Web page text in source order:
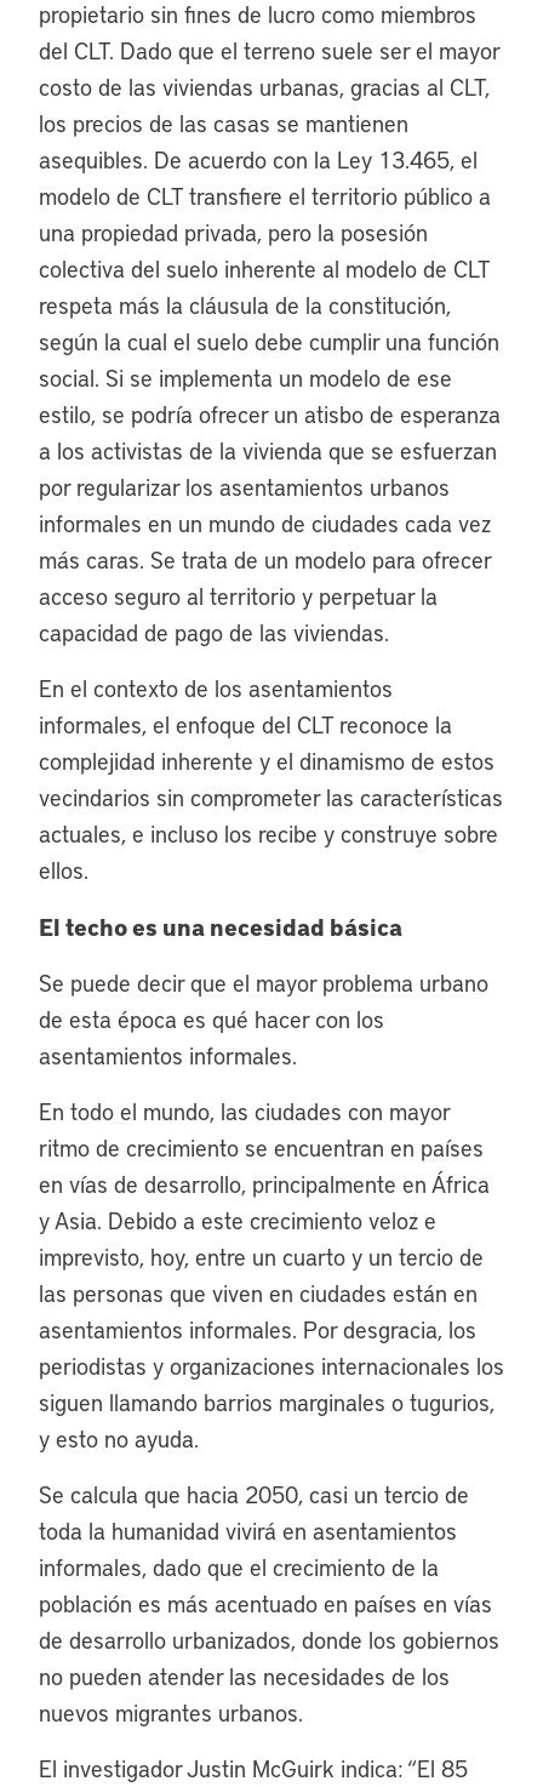
propietario sin fines de lucro como miembros
del CLT. Dado que el terreno suele ser el mayor
costo de las viviendas urbanas, gracias al CLT,
los precios de las casas se mantienen
asequibles. De acuerdo con la Ley 13.465, el
modelo de CLT transfiere el territorio público a
una propiedad privada, pero la posesión
colectiva del suelo inherente al modelo de CLT
respeta más la cláusula de la constitución,
según la cual el suelo debe cumplir una función
social. Si se implementa un modelo de ese
estilo, se podría ofrecer un atisbo de esperanza
a los activistas de la vivienda que se esfuerzan
por regularizar los asentamientos urbanos
informales en un mundo de ciudades cada vez
más caras. Se trata de un modelo para ofrecer
acceso seguro al territorio y perpetuar la
capacidad de pago de las viviendas.
En el contexto de los asentamientos
informales, el enfoque del CLT reconoce la
complejidad inherente y el dinamismo de estos
vecindarios sin comprometer las características
actuales, e incluso los recibe y construye sobre
ellos.
El techo es una necesidad básica
Se puede decir que el mayor problema urbano
de esta época es qué hacer con los
asentamientos informales.
En todo el mundo, las ciudades con mayor
ritmo de crecimiento se encuentran en países
en vías de desarrollo, principalmente en África
y Asia. Debido a este crecimiento veloz e
imprevisto, hoy, entre un cuarto y un tercio de
las personas que viven en ciudades están en
asentamientos informales. Por desgracia, los
periodistas y organizaciones internacionales los
siguen llamando barrios marginales o tugurios,
y esto no ayuda.
Se calcula que hacia 2050, casi un tercio de
toda la humanidad vivirá en asentamientos
informales, dado que el crecimiento de la
población es más acentuado en países en vías
de desarrollo urbanizados, donde los gobiernos
no pueden atender las necesidades de los
nuevos migrantes urbanos.
El investigador Justin McGuirk indica: “El 85